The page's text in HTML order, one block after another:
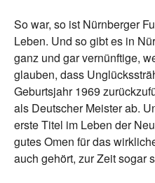
So war, so ist Nürnberger
Leben. Und so gibt es in
ganz und gar vernünftige,
glauben, dass
Geburtsjahr 1969
als Deutscher Meister ab.
erste Titel im Leben der
gutes Omen für das
auch gehört, zur Zeit sogar